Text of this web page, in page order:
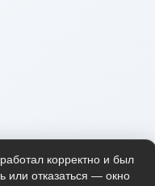
корректно и был
или отказаться — окно